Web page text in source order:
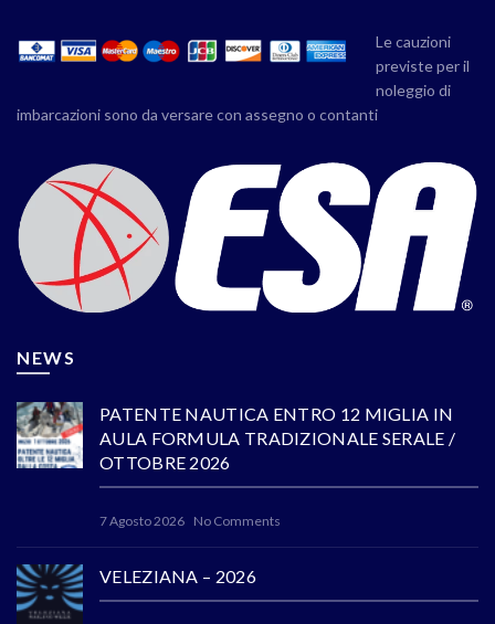
Le cauzioni
previste per il
noleggio di
imbarcazioni sono da versare con assegno o contanti
NEWS
PATENTE NAUTICA ENTRO 12 MIGLIA IN
AULA FORMULA TRADIZIONALE SERALE /
OTTOBRE 2026
7 Agosto 2026 No Comments
VELEZIANA – 2026